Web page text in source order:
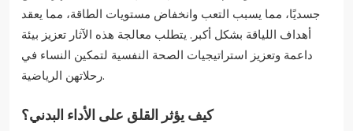
جسديًا، مما يسبب التعب وانخفاض مستويات الطاقة، مما يعقد
أهداف اللياقة بشكل أكبر. يتطلب معالجة هذه الآثار تعزيز بيئة
داعمة وتعزيز استراتيجيات الصحة النفسية لتمكين النساء في
رحلاتهن الرياضية.
كيف يؤثر القلق على الأداء البدني؟